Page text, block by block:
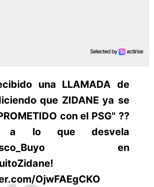
una LLAMADA de
que ZIDANE ya se
con el PSG" ??
a lo que desvela
en
OjwFAEgCKO